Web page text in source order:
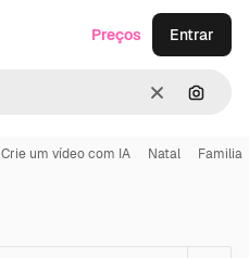
Limpar
Preços Entrar
Crie um vídeo com IA Natal Familia